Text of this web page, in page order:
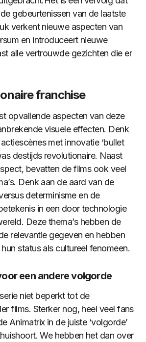
gebeurtenissen van de laatste
verkent nieuwe aspecten van
en introduceert nieuwe
alle vertrouwde gezichten die er
franchise
opvallende aspecten van deze
visuele effecten. Denk
met innovatie ‘bullet
destijds revolutionaire. Naast
bevatten de films ook veel
Denk aan de aard van de
determinisme en de
in een door technologie
Deze thema’s hebben de
relevantie gegeven en hebben
status als cultureel fenomeen.
een andere volgorde
niet beperkt tot de
films. Sterker nog, heel veel fans
Animatrix in de juiste ‘volgorde’
We hebben het dan over